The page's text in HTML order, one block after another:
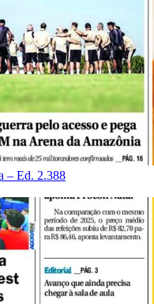
– Ed. 2.388